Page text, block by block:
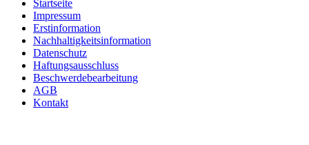
Startseite
Impressum
Erstinformation
Nachhaltigkeitsinformation
Datenschutz
Haftungsausschluss
Beschwerdebearbeitung
AGB
Kontakt